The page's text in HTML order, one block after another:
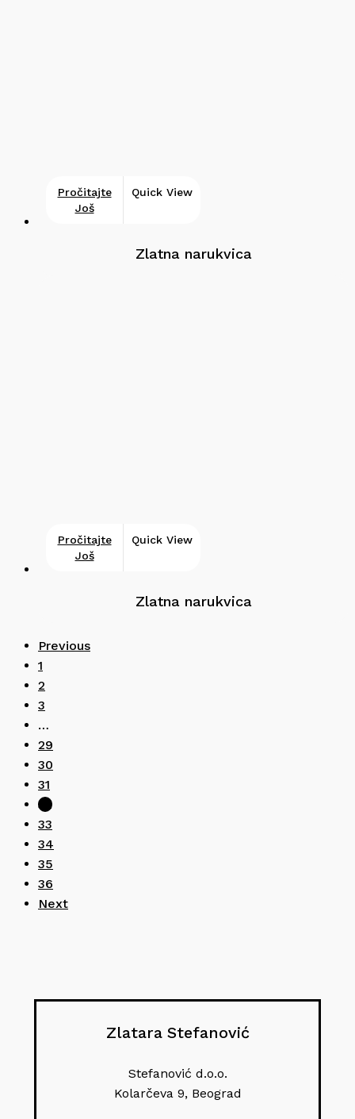
Pročitajte
Još
Quick View
Zlatna narukvica
Pročitajte
Još
Quick View
Zlatna narukvica
Previous
1
2
3
…
29
30
31
32
33
34
35
36
Next
Zlatara Stefanović
Stefanović d.o.o.
Kolarčeva 9, Beograd